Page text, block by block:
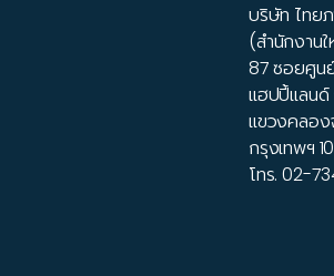
บริษัท ไทย
(สำนักงาน
87 ซอยศูน
แฮปปี้แลนด์
แขวงคลอง
กรุงเทพฯ
โทร.02-